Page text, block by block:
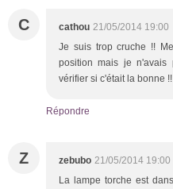
C cathou 21/05/2014 19:00
Je suis trop cruche !!
position mais je
vérifier si c'était la bonne
Répondre
Z zebubo 21/05/2014 19:00
La lampe torche est